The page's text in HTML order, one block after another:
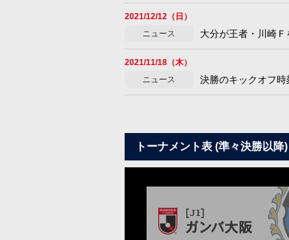
2021/12/12（日）
ニュース
大分が王者・川崎
2021/11/18（木）
ニュース
決勝のキックオフ
トーナメント表 (準々決勝以降)